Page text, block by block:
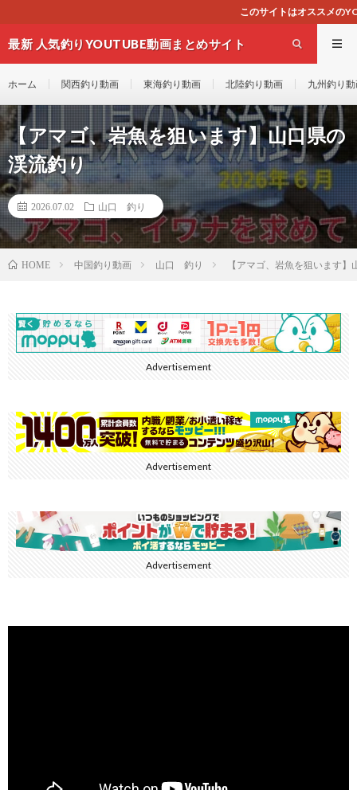
このサイトはオススメのYOUTUBE動画を紹介するのみ
最新 人気釣りYOUTUBE動画まとめサイト
ホーム 関西釣り動画 東海釣り動画 北陸釣り動画 九州釣り
【アマゴ、岩魚を狙います】山口県の
渓流釣り
2026.07.02 山口 釣り
HOME 中国釣り動画 山口 釣り 【アマゴ、岩魚を狙います
Advertisement
Advertisement
Advertisement